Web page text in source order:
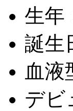
生年
誕生
血液
デビ